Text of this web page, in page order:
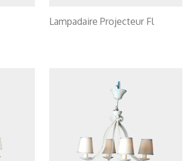
Lampadaire Projecteur Fl